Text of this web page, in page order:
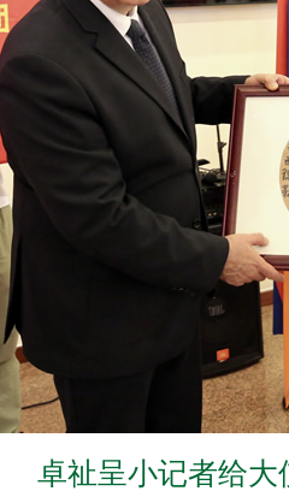
卓祉呈小记者给大